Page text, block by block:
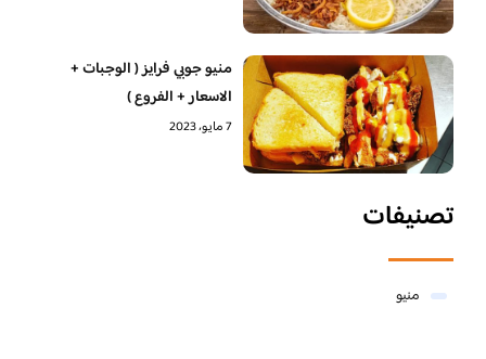
منيو جوبي فرايز ( الوجبات +
الاسعار + الفروع )
7 مايو، 2023
تصنيفات
منيو